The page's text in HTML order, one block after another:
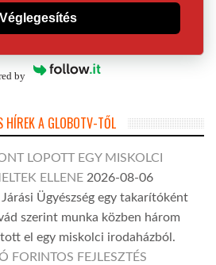
Véglegesítés
by
HÍREK A GLOBOTV-TŐL
LOPOTT EGY MISKOLCI
ELLENE 2026-08-06
Ügyészség egy takarítóként
szerint munka közben három
el egy miskolci irodaházból.
FORINTOS FEJLESZTÉS